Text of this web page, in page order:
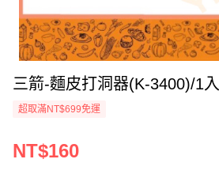
三箭-麵皮打洞器(K-3400)/1入
超取滿NT$699免運
NT$160